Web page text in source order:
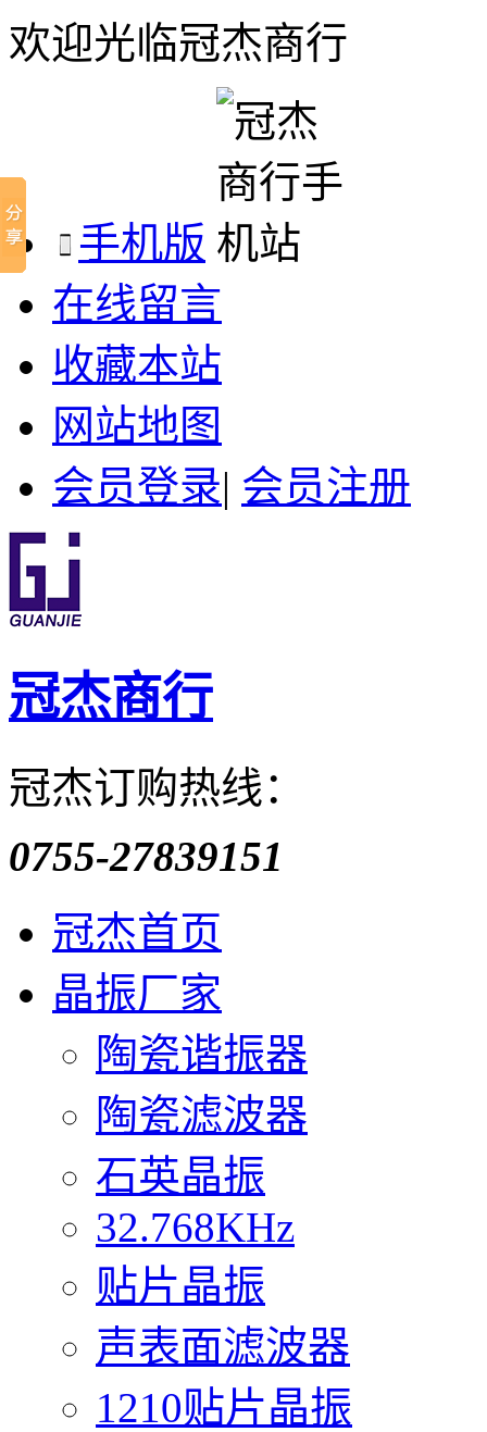
欢迎光临冠杰商行
手机版
在线留言
收藏本站
网站地图
会员登录| 会员注册
冠杰商行
冠杰订购热线：
0755-27839151
冠杰首页
晶振厂家
陶瓷谐振器
陶瓷滤波器
石英晶振
32.768KHz
贴片晶振
声表面滤波器
1210贴片晶振